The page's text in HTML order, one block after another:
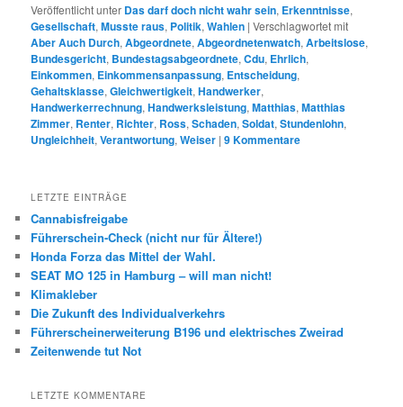
Veröffentlicht unter Das darf doch nicht wahr sein, Erkenntnisse,
Gesellschaft,Musste raus, Politik,Wahlen |Verschlagwortet mit
Aber Auch Durch,Abgeordnete,Abgeordnetenwatch,Arbeitslose,
Bundesgericht, Bundestagsabgeordnete,Cdu, Ehrlich,
Einkommen, Einkommensanpassung, Entscheidung,
Gehaltsklasse,Gleichwertigkeit,Handwerker,
Handwerkerrechnung,Handwerksleistung,Matthias,Matthias
Zimmer, Renter, Richter, Ross,Schaden,Soldat,Stundenlohn,
Ungleichheit,Verantwortung,Weiser |9Kommentare
LETZTE EINTRÄGE
Cannabisfreigabe
Führerschein-Check (nicht nur für Ältere!)
Honda Forza das Mittel der Wahl.
SEAT MO 125 in Hamburg – will man nicht!
Klimakleber
Die Zukunft des Individualverkehrs
Führerscheinerweiterung B196 und elektrisches Zweirad
Zeitenwende tut Not
LETZTE KOMMENTARE